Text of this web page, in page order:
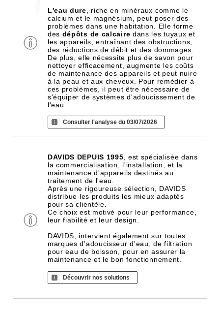
L'eau dure , riche en minéraux comme le
calcium et le magnésium, peut poser des
problèmes dans une habitation. Elle forme
des dépôts de calcaire dans les tuyaux et
les appareils, entraînant des obstructions,
des réductions de débit et des dommages.
De plus, elle nécessite plus de savon pour
nettoyer efficacement, augmente les coûts
de maintenance des appareils et peut nuire
à la peau et aux cheveux. Pour remédier à
ces problèmes, il peut être nécessaire de
s'équiper de systèmes d'adoucissement de
l'eau.
Consulter l'analyse du 03/07/2026
DAVIDS DEPUIS 1995 , est spécialisée dans
la commercialisation, l'installation, et la
maintenance d'appareils destinés au
traitement de l'eau.
Après une rigoureuse sélection, DAVIDS
distribue les produits les mieux adaptés
pour sa clientèle.
Ce choix est motivé pour leur performance,
leur fiabilité et leur design.
DAVIDS, intervient également sur toutes
marques d'adoucisseur d'eau, de filtration
pour eau de boisson, pour en assurer la
maintenance et le bon fonctionnement.
Découvrir nos solutions